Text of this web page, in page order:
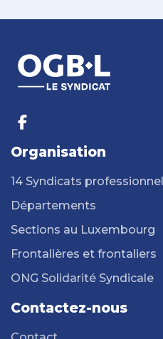
Organisation
14 Syndicats
Départements
Sections au Luxembourg
Frontalières et frontaliers
ONG Solidarité Syndicale
Contactez-nous